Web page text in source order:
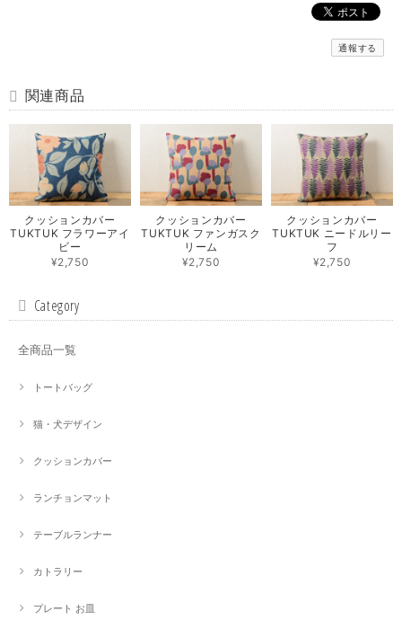
通報する
関連商品
クッションカバー
TUKTUK フラワーアイ
ビー
¥2,750
クッションカバー
TUKTUK ファンガスク
リーム
¥2,750
クッションカバー
TUKTUK ニードルリー
フ
¥2,750
Category
全商品一覧
トートバッグ
猫・犬デザイン
クッションカバー
ランチョンマット
テーブルランナー
カトラリー
プレート お皿